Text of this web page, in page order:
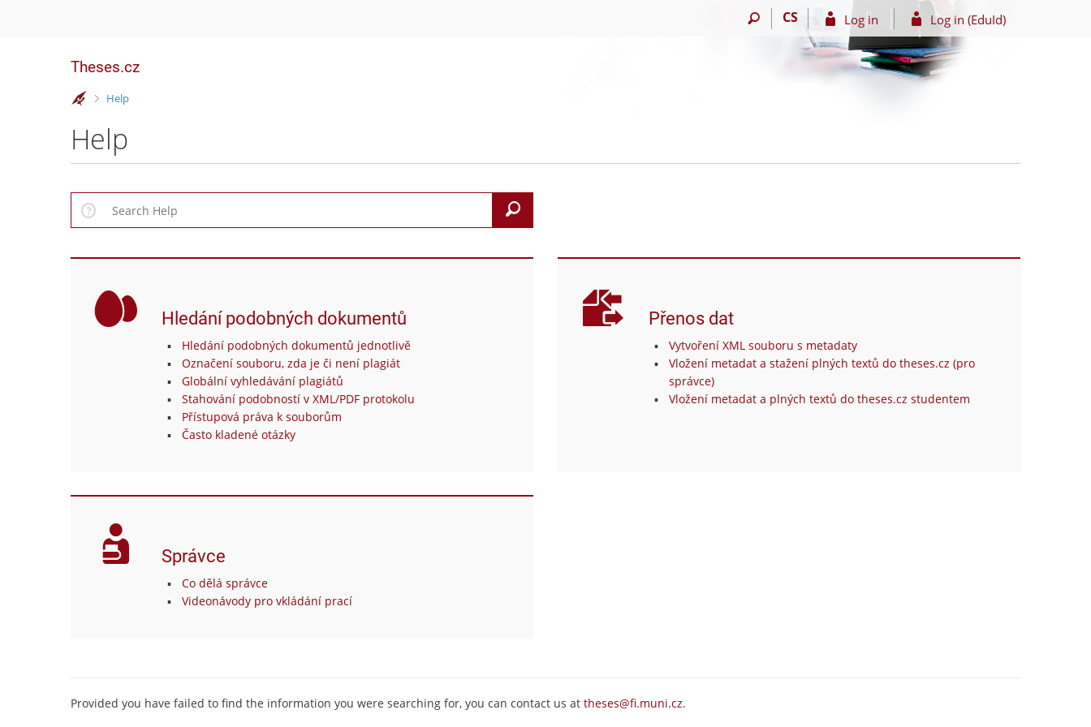
CS Log in Log in (EduId)
Theses.cz
>Help
Help
Hledání podobných dokumentů
Hledání podobných dokumentů jednotlivě
Označení souboru, zda je či není plagiát
Globální vyhledávání plagiátů
Stahování podobností v XML/PDF protokolu
Přístupová práva k souborům
Často kladené otázky
Přenos dat
Vytvoření XML souboru s metadaty
Vložení metadat a stažení plných textů do theses.cz (pro
správce)
Vložení metadat a plných textů do theses.cz studentem
Správce
Co dělá správce
Videonávody pro vkládání prací
Provided you have failed to find the information you were searching for, you can contact us at theses@fi.muni.cz.